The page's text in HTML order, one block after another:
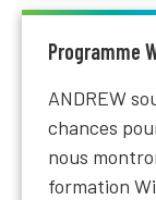
Programme
ANDREW
chances
nous
formation